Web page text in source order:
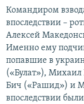
Командиром
впоследствии –
Алексей
Именно ему
попавшие в
(«Булат»),
Бич («Рашид») и
впоследствии